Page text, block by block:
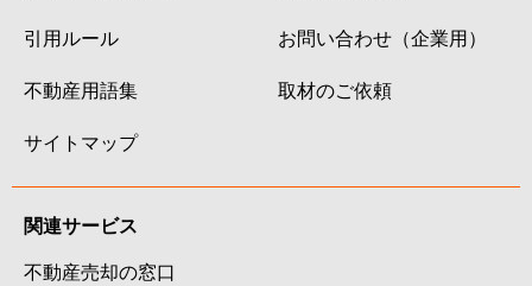
引用ルール
不動産用語集
サイトマップ
お問い合わせ（企業用）
取材のご依頼
関連サービス
不動産売却の窓口